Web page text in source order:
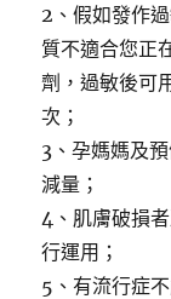
2、假如發作
質不適合您正
劑，過敏後可
次；
3、孕媽媽及
減量；
4、肌膚破損
行運用；
5、有流行症不